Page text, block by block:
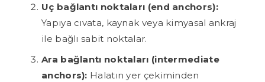
Uç bağlantı noktaları (end anchors):
Yapıya cıvata, kaynak veya kimyasal ankraj
ile bağlı sabit noktalar.
Ara bağlantı noktaları (intermediate
anchors): Halatın yer çekiminden